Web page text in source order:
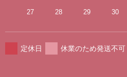
27 28 29 30
定休日 休業のため発送不可